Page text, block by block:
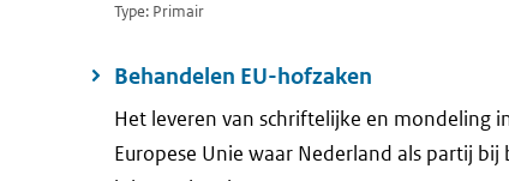
Type: Primair
Behandelen EU-hofzaken
Het leveren van schriftelijke en mondeling
Europese Unie waar Nederland als partij